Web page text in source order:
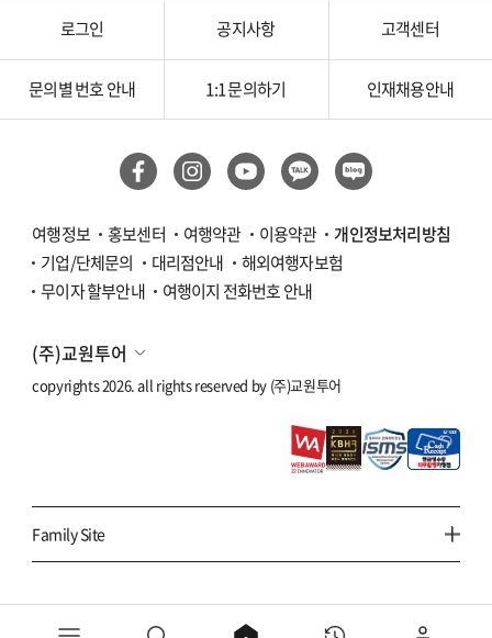
타이중/가오슝
몽골/중앙아시아
몽골
베트남
하노이/하롱베이
치앙마이
로그인 공지사항 고객센터
문의별 번호 안내 1:1 문의하기 인재채용안내
여행정보 홍보센터 여행약관 이용약관
개인정보처리방침
기업/단체문의
대리점안내
해외여행자보험
무이자 할부안내
여행이지 전화번호 안내
(주)교원투어
copyrights 2026. all rights reserved by (주)교원투어
Family Site